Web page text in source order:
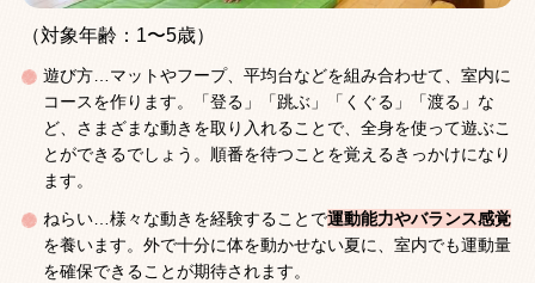
（対象年齢：1〜5歳）
遊び方…マットやフープ、平均台などを組み合わせて、室内に
コースを作ります。「登る」「跳ぶ」「くぐる」「渡る」な
ど、さまざまな動きを取り入れることで、全身を使って遊ぶこ
とができるでしょう。順番を待つことを覚えるきっかけになり
ます。
ねらい…様々な動きを経験することで運動能力やバランス感覚
を養います。外で十分に体を動かせない夏に、室内でも運動量
を確保できることが期待されます。